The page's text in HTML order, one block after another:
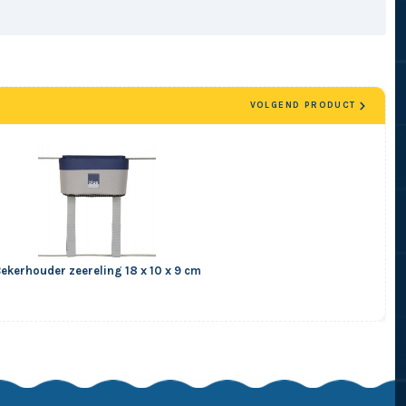
zeereling 18 x 10 x 9 cm
VOLGEND PRODUCT